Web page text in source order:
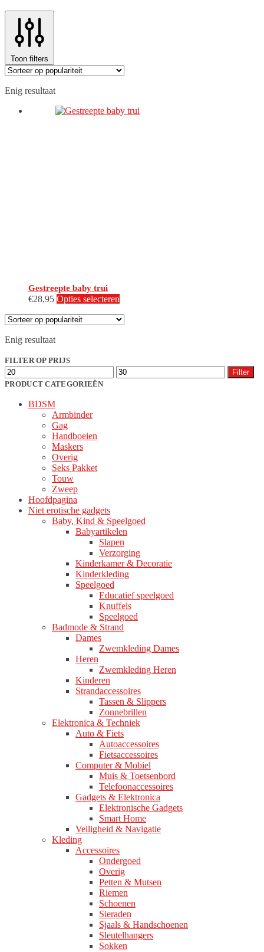
Toon filters
Enig resultaat
Gestreepte baby trui
€28,95 Opties selecteren
heeft
kan
Enig resultaat
FILTER OP PRIJS
Min.
prijs
Max.
prijs
Filter
PRODUCT CATEGORIEËN
BDSM
Armbinder
Gag
Handboeien
Maskers
Overig
Seks Pakket
Touw
Zweep
Hoofdpagina
Niet erotische gadgets
Baby, Kind & Speelgoed
Babyartikelen
Slapen
Verzorging
Kinderkamer & Decoratie
Kinderkleding
Speelgoed
Educatief speelgoed
Knuffels
Speelgoed
Badmode & Strand
Dames
Zwemkleding Dames
Heren
Zwemkleding Heren
Kinderen
Strandaccessoires
Tassen & Slippers
Zonnebrillen
Elektronica & Techniek
Auto & Fiets
Autoaccessoires
Fietsaccessoires
Computer & Mobiel
Muis & Toetsenbord
Telefoonaccessoires
Gadgets & Elektronica
Elektronische Gadgets
Smart Home
Veiligheid & Navigatie
Kleding
Accessoires
Ondergoed
Overig
Petten & Mutsen
Riemen
Schoenen
Sieraden
Sjaals & Handschoenen
Sleutelhangers
Sokken